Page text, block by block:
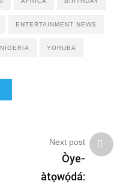
ENTERTAINMENT NEWS
NIGERIA YORUBA
Next post
Òye-
àtọwọ́dá: